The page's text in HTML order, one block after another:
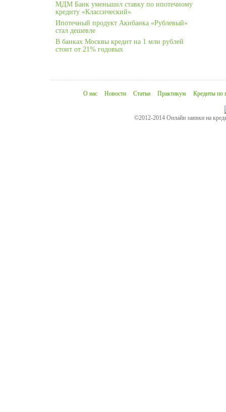
МДМ Банк уменьшил ставку по ипотечному
кредиту «Классический»
Ипотечный продукт Акибанка «Рублевый»
стал дешевле
В банках Москвы кредит на 1 млн рублей
стоит от 21% годовых
О нас Новости Статьи Практикум Кредиты по
©2012-2014 Онлайн заявки на